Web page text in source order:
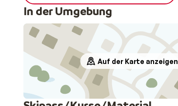
In der Umgebung
Auf der Karte anzeigen